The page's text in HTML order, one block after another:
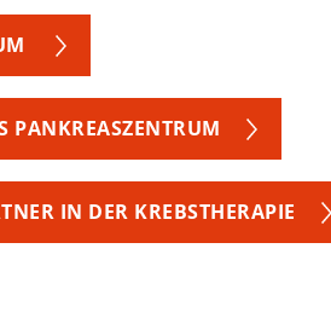
PANKREASZENTRUM
IN DER KREBSTHERAPIE